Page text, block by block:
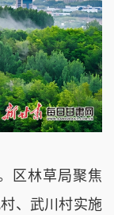
林草局聚焦
、武川村实施